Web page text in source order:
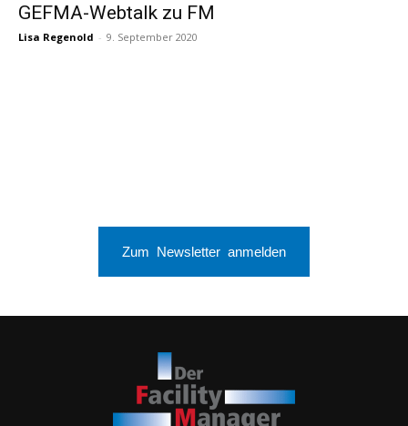
GEFMA-Webtalk zu FM
Lisa Regenold - 9. September 2020
Zum Newsletter anmelden